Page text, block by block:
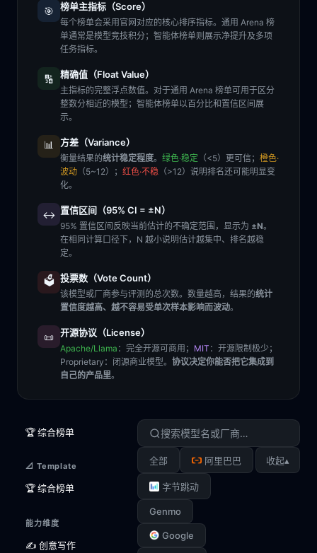
🎯 榜单主指标（Score）
每个榜单会采用官网对应的核心排序指标。通用 Arena 榜
单通常是模型竞技积分；智能体榜单则展示净提升及多项
任务指标。
🔢 精确值（Float Value）
主指标的完整浮点数值。对于通用 Arena 榜单可用于区分
整数分相近的模型；智能体榜单以百分比和置信区间展
示。
📊 方差（Variance）
衡量结果的统计稳定程度。 绿色·稳定 （<5）更可信； 橙色·
波动 （5~12）； 红色·不稳 （>12）说明排名还可能明显变
化。
↔️ 置信区间（95% CI = ±N）
95% 置信区间反映当前估计的不确定范围，显示为 ±N。
在相同计算口径下，N 越小说明估计越集中、排名越稳
定。
🗳️ 投票数（Vote Count）
该模型或厂商参与评测的总次数。数量越高，结果的统计
置信度越高、越不容易受单次样本影响而波动。
📜 开源协议（License）
Apache/Llama ：完全开源可商用； MIT ：开源限制极少；
Proprietary ：闭源商业模型。 协议决定你能否把它集成到
自己的产品里。
🏆 综合榜单
📐 Template
🏆 综合榜单
能力维度
✍️ 创意写作
全部 阿里巴巴
字节跳动
Genmo
Google
收起▴